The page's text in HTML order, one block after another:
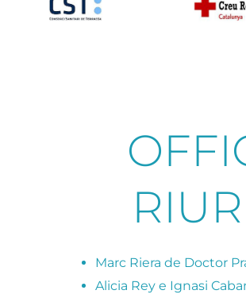
Marc Riera de Doctor
Alicia Rey e Ignasi